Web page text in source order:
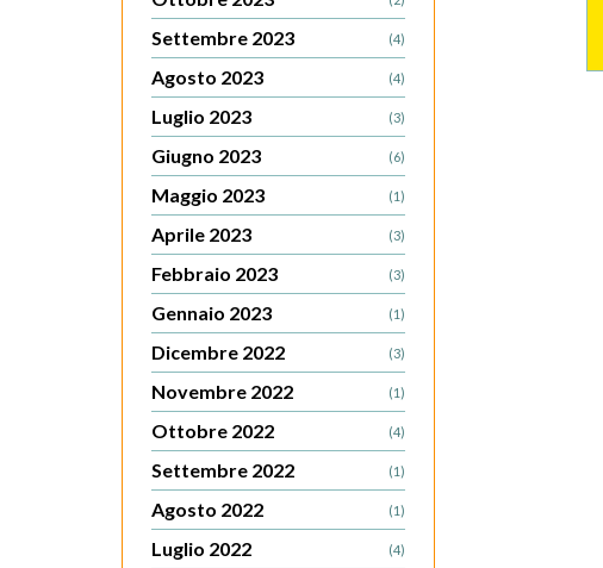
Settembre 2023 (4)
Agosto 2023 (4)
Luglio 2023 (3)
Giugno 2023 (6)
Maggio 2023 (1)
Aprile 2023 (3)
Febbraio 2023 (3)
Gennaio 2023 (1)
Dicembre 2022 (3)
Novembre 2022 (1)
Ottobre 2022 (4)
Settembre 2022 (1)
Agosto 2022 (1)
Luglio 2022 (4)